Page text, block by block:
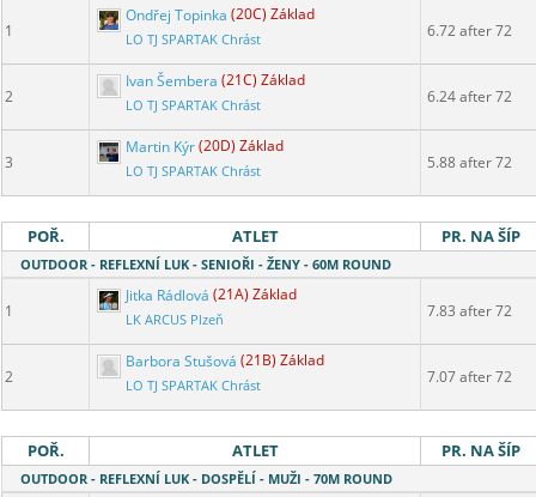
1
Ondřej Topinka (20C) Základ
LO TJ SPARTAK Chrást 6.72 after 72
2
Ivan Šembera (21C) Základ
LO TJ SPARTAK Chrást 6.24 after 72
3
Martin Kýr(20D) Základ
LO TJ SPARTAK Chrást 5.88 after 72
POŘ. ATLET PR. NA ŠÍP
OUTDOOR - REFLEXNÍ LUK - SENIOŘI - ŽENY - 60M ROUND
1
Jitka Rádlová (21A) Základ
LK ARCUS Plzeň 7.83 after 72
2
Barbora Stušová (21B) Základ
LO TJ SPARTAK Chrást 7.07 after 72
POŘ. ATLET PR. NA ŠÍP
OUTDOOR - REFLEXNÍ LUK - DOSPĚLÍ - MUŽI - 70M ROUND